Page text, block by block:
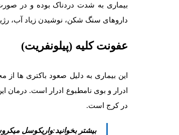
بیماری به شدت دردناک بوده و در
داروهای سنگ شکن، نوشیدن زیاد آب،
عفونت کلیه (پیلونفریت)
این بیماری به دلیل صعود باکتری ها
ادرار و بوی نامطبوع ادرار است. درمان
در کرج است.
بیشتر بخوانید:واریکوسل